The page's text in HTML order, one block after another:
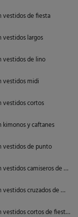
vestidos de fiesta
vestidos largos
vestidos de lino
vestidos midi
vestidos cortos
kimonos y caftanes
vestidos de punto
vestidos camiseros de
cruzados de mujer
vestidos cortos de fiesta